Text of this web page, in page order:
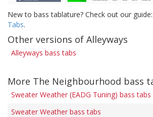
New to bass tablature? Check out our guide:
Tabs.
Other versions of Alleyways
Alleyways bass tabs
More The Neighbourhood bass
Sweater Weather (EADG Tuning) bass tabs
Sweater Weather bass tabs